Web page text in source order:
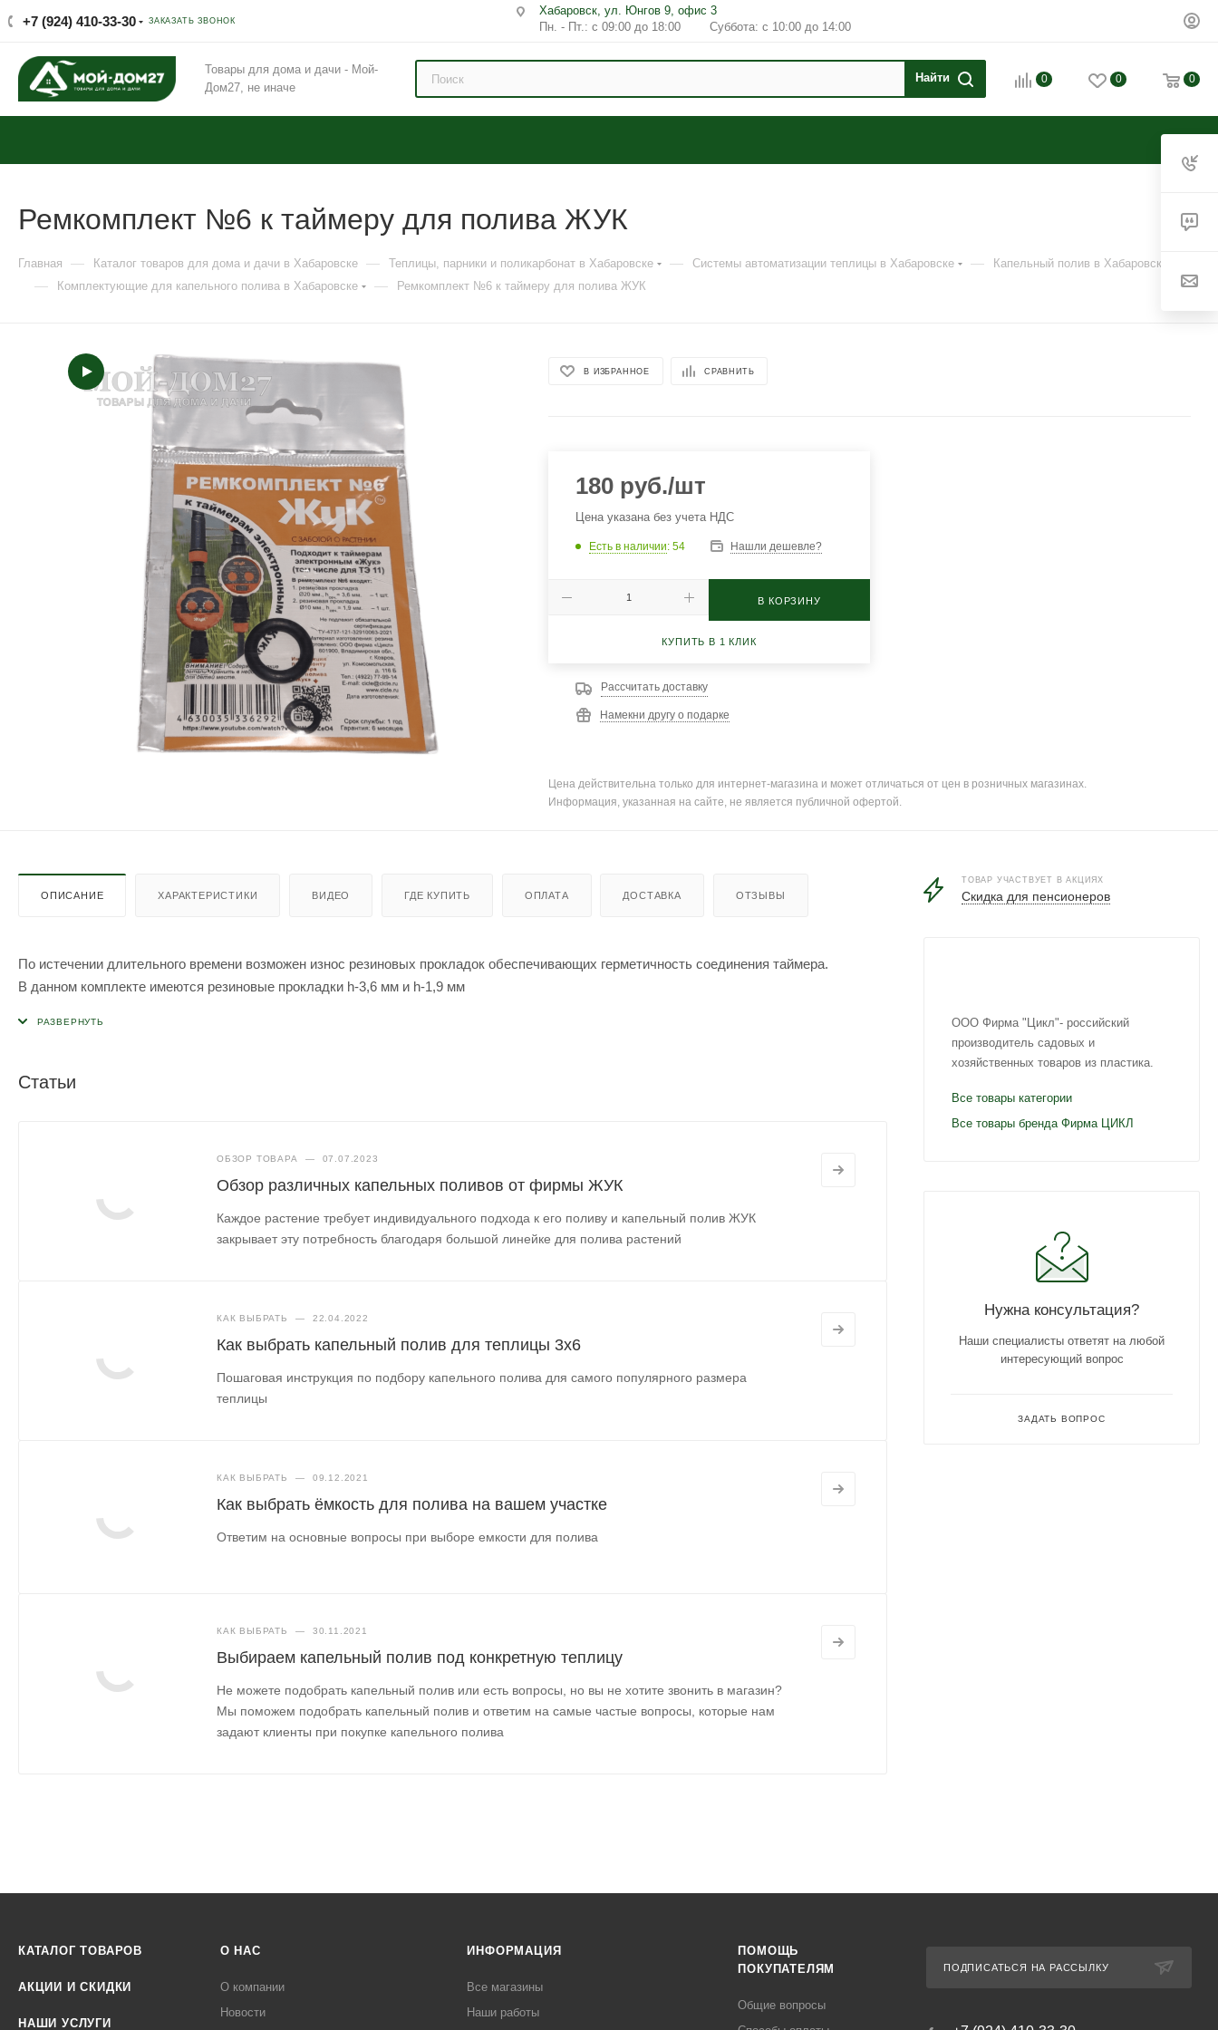
+7 (924) 410-33-30 ЗАКАЗАТЬ ЗВОНОК
Хабаровск, ул. Юнгов 9, офис 3
Пн. - Пт.: с 09:00 до 18:00 Суббота: с 10:00 до 14:00
Товары для дома и дачи - Мой-
Дом27, не иначе
0 0 0
Ремкомплект №6 к таймеру для полива ЖУК
Главная — Каталог товаров для дома и дачи в Хабаровске — Теплицы, парники и поликарбонат в Хабаровске — Системы автоматизации теплицы в Хабаровске — Капельный полив в Хабаровске
— Комплектующие для капельного полива в Хабаровске — Ремкомплект №6 к таймеру для полива ЖУК
В ИЗБРАННОЕ СРАВНИТЬ
180 руб./шт
Цена указана без учета НДС
Есть в наличии: 54 Нашли дешевле?
В КОРЗИНУ
КУПИТЬ В 1 КЛИК
Рассчитать доставку
Намекни другу о подарке
Цена действительна только для интернет-магазина и может отличаться от цен в розничных магазинах.
Информация, указанная на сайте, не является публичной офертой.
ОПИСАНИЕ ХАРАКТЕРИСТИКИ ВИДЕО ГДЕ КУПИТЬ ОПЛАТА ДОСТАВКА ОТЗЫВЫ
По истечении длительного времени возможен износ резиновых прокладок обеспечивающих герметичность соединения таймера.
В данном комплекте имеются резиновые прокладки h-3,6 мм и h-1,9 мм
Статьи
ОБЗОР ТОВАРА — 07.07.2023
Обзор различных капельных поливов от фирмы ЖУК
Каждое растение требует индивидуального подхода к его поливу и капельный полив ЖУК
закрывает эту потребность благодаря большой линейке для полива растений
КАК ВЫБРАТЬ — 22.04.2022
Как выбрать капельный полив для теплицы 3х6
Пошаговая инструкция по подбору капельного полива для самого популярного размера
теплицы
КАК ВЫБРАТЬ — 09.12.2021
Как выбрать ёмкость для полива на вашем участке
Ответим на основные вопросы при выборе емкости для полива
КАК ВЫБРАТЬ — 30.11.2021
Выбираем капельный полив под конкретную теплицу
Не можете подобрать капельный полив или есть вопросы, но вы не хотите звонить в магазин?
Мы поможем подобрать капельный полив и ответим на самые частые вопросы, которые нам
задают клиенты при покупке капельного полива
ТОВАР УЧАСТВУЕТ В АКЦИЯХ
Скидка для пенсионеров
ООО Фирма "Цикл"- российский
производитель садовых и
хозяйственных товаров из пластика.
Все товары категории
Все товары бренда Фирма ЦИКЛ
Нужна консультация?
Наши специалисты ответят на любой
интересующий вопрос
ЗАДАТЬ ВОПРОС
КАТАЛОГ ТОВАРОВ
АКЦИИ И СКИДКИ
НАШИ УСЛУГИ
О НАС
О компании
Новости
ИНФОРМАЦИЯ
Все магазины
Наши работы
ПОМОЩЬ
ПОКУПАТЕЛЯМ
Общие вопросы
ПОДПИСАТЬСЯ НА РАССЫЛКУ